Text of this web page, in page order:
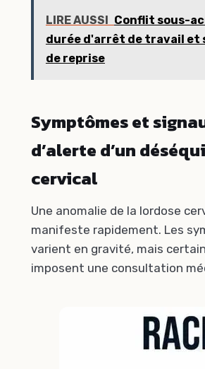
LIRE AUSSI Conflit sous-
durée d'arrêt de travail et
de reprise
Symptômes et
d’alerte d’un
cervical
Une anomalie de la lordose
manifeste rapidement. Les
varient en gravité, mais
imposent une consultation